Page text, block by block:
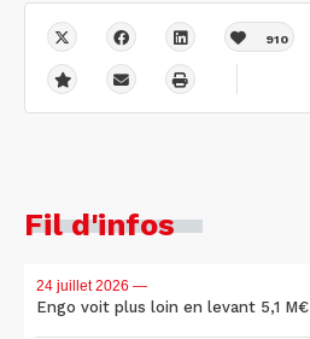
910
Fil d'infos
24 juillet 2026 —
Engo voit plus loin en levant 5,1 M€